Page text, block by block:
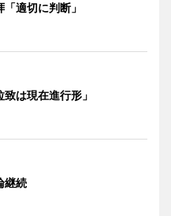
適切に判断」
は現在進行形」
継続